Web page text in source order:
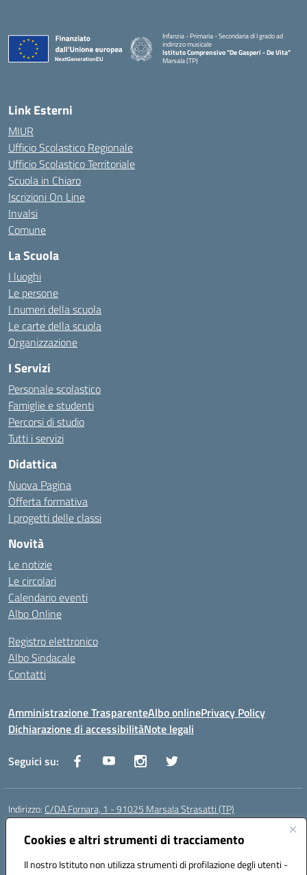
Cookies e altri strumenti di tracciamento
Il nostro Istituto non utilizza strumenti di profilazione degli utenti -
Infanzia - Primaria - Secondaria di I grado ad
indirizzo musicale
Istituto Comprensivo "De Gasperi - De Vita"
Marsala (TP)
Link Esterni
MIUR
Ufficio Scolastico Regionale
Ufficio Scolastico Territoriale
Scuola in Chiaro
Iscrizioni On Line
Invalsi
Comune
La Scuola
I luoghi
Le persone
I numeri della scuola
Le carte della scuola
Organizzazione
I Servizi
Personale scolastico
Famiglie e studenti
Percorsi di studio
Tutti i servizi
Didattica
Nuova Pagina
Offerta formativa
I progetti delle classi
Novità
Le notizie
Le circolari
Calendario eventi
Albo Online
Registro elettronico
Albo Sindacale
Contatti
Amministrazione TrasparenteAlbo onlinePrivacy Policy
Dichiarazione di accessibilitàNote legali
Seguici su:
Indirizzo: C/DA Fornara, 1 - 91025 Marsala Strasatti (TP)
Centralino:
Posta elettronica certificata (PEC):tpic81600v@pec.istruzione.it
Codice fiscale: 82006360810